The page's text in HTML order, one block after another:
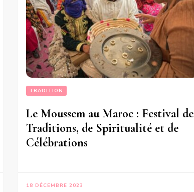
TRADITION
Le Moussem au Maroc : Festival de
Traditions, de Spiritualité et de
Célébrations
18 DÉCEMBRE 2023